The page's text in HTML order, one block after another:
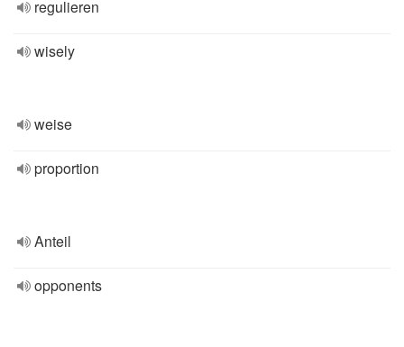
regulieren
wisely
weise
proportion
Anteil
opponents